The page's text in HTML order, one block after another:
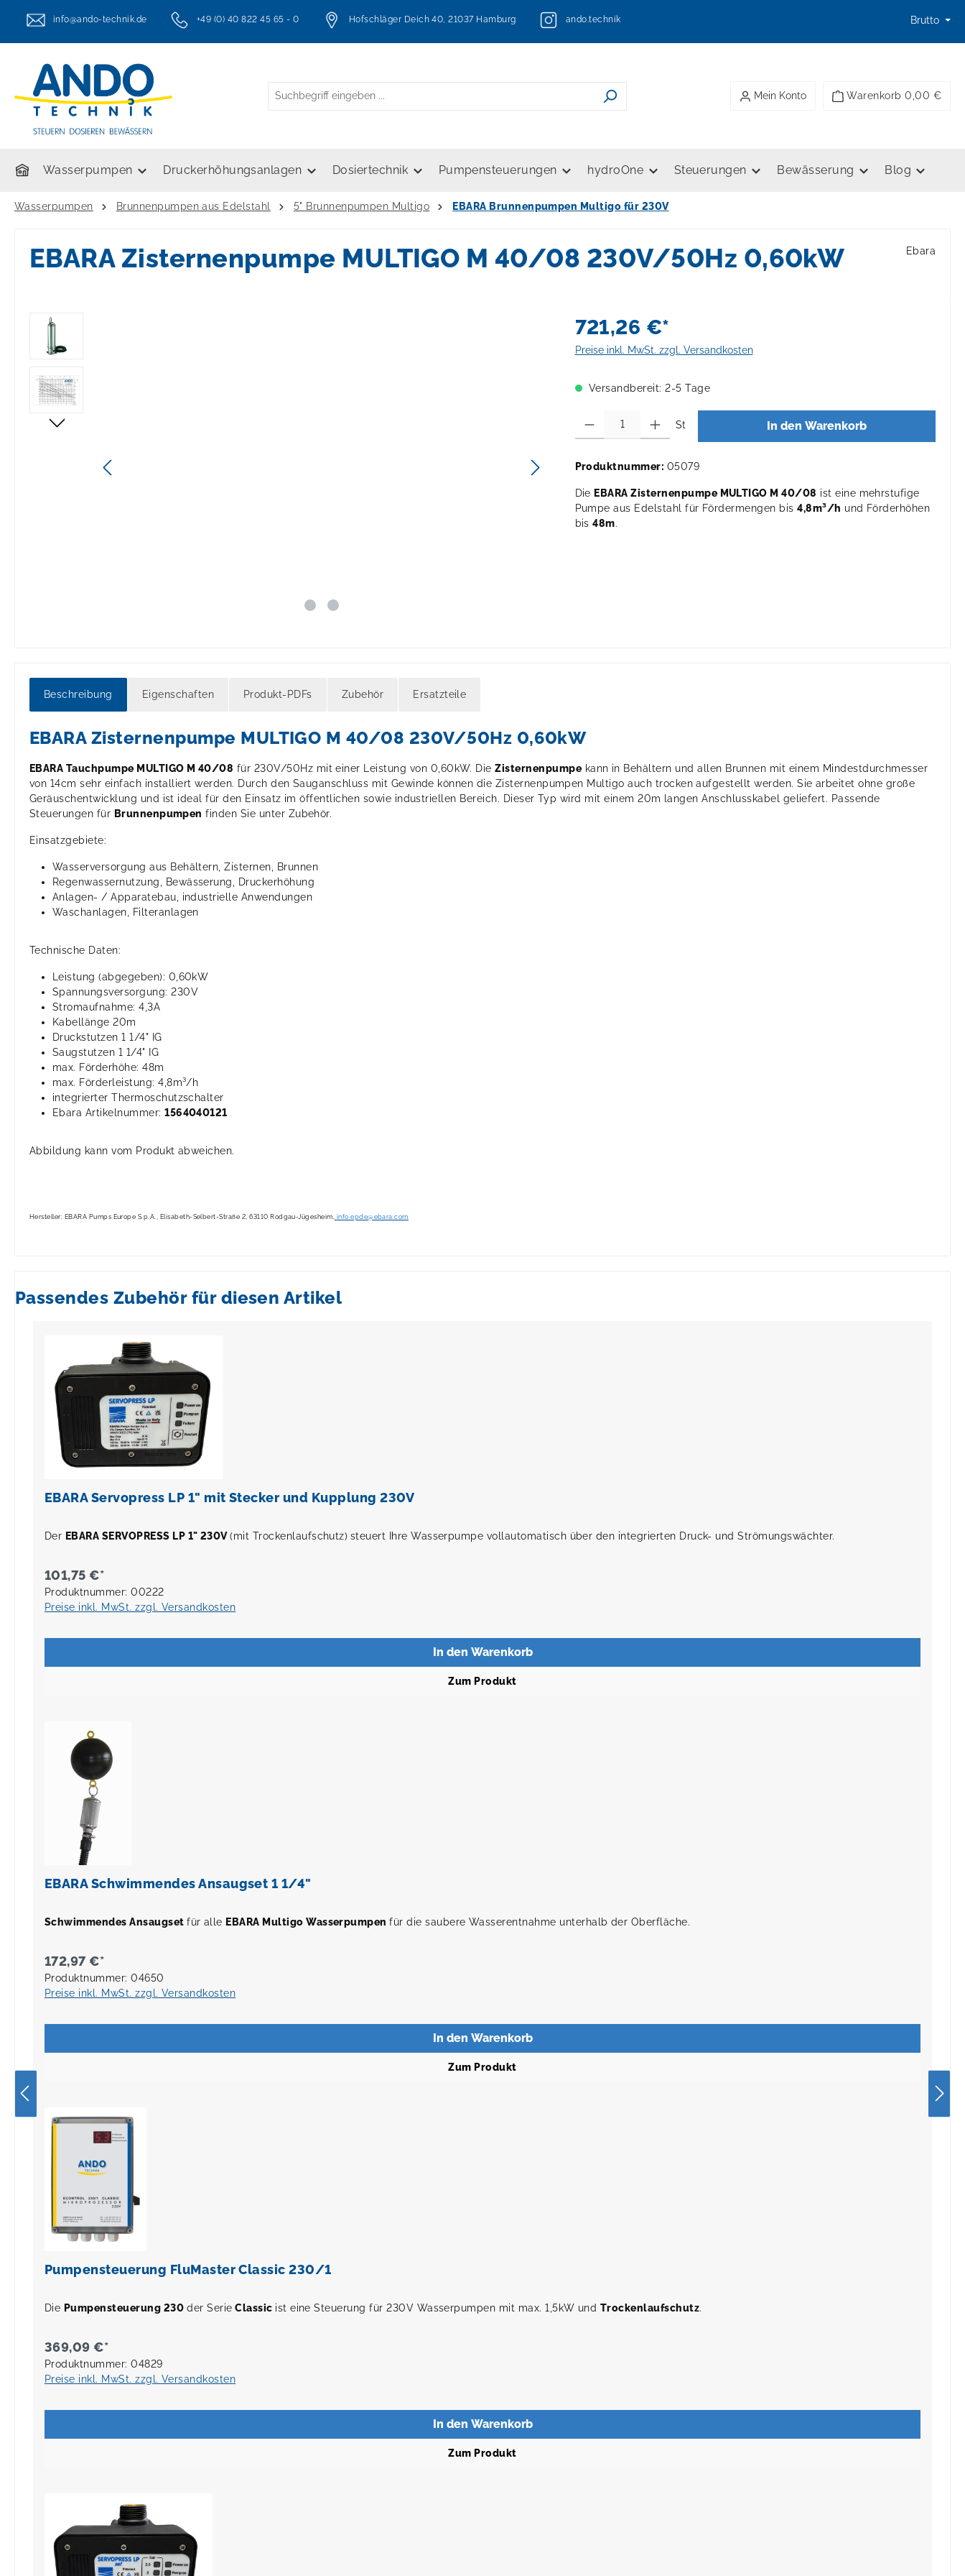
Zur Hauptnavigation springen
info@ando-technik.de +49 (0) 40 822 45 65 - 0 Hofschläger Deich 40, 21037 Hamburg ando.technik
twt.header.serviceHotlineText
Brutto
Mein Konto Warenkorb 0,00 €
Wasserpumpen Druckerhöhungsanlagen Dosiertechnik Pumpensteuerungen hydroOne Steuerungen Bewässerung Blog
Wasserpumpen Brunnenpumpen aus Edelstahl 5" Brunnenpumpen Multigo EBARA Brunnenpumpen Multigo für 230V
EBARA Zisternenpumpe MULTIGO M 40/08 230V/50Hz 0,60kW Ebara
Bildergalerie überspringen 721,26 €*
Preise inkl. MwSt. zzgl. Versandkosten
Versandbereit: 2-5 Tage
St In den Warenkorb
Produktnummer: 05079
Die EBARA Zisternenpumpe MULTIGO M 40/08 ist eine mehrstufige
Pumpe aus Edelstahl für Fördermengen bis4,8m³/h und Förderhöhen
bis48m.
Beschreibung Eigenschaften Produkt-PDFs Zubehör Ersatzteile
EBARA Zisternenpumpe MULTIGO M 40/08 230V/50Hz 0,60kW
EBARA Tauchpumpe MULTIGO M 40/08 für 230V/50Hz mit einer Leistung von 0,60kW. DieZisternenpumpekann in Behältern und allen Brunnen mit einem Mindestdurchmesser
von 14cm sehr einfach installiert werden. Durch den Sauganschluss mit Gewinde können die Zisternenpumpen Multigo auch trocken aufgestellt werden. Sie arbeitet ohne große
Geräuschentwicklung und ist ideal für den Einsatz im öffentlichen sowie industriellen Bereich. Dieser Typ wird mit einem 20m langen Anschlusskabel geliefert. Passende
Steuerungen für Brunnenpumpen finden Sie unter Zubehör.
Einsatzgebiete:
Wasserversorgung aus Behältern, Zisternen, Brunnen
Regenwassernutzung, Bewässerung, Druckerhöhung
Anlagen- / Apparatebau, industrielle Anwendungen
Waschanlagen, Filteranlagen
Technische Daten:
Leistung (abgegeben): 0,60kW
Spannungsversorgung: 230V
Stromaufnahme: 4,3A
Kabellänge 20m
Druckstutzen 1 1/4" IG
Saugstutzen 1 1/4" IG
max. Förderhöhe: 48m
max. Förderleistung: 4,8m³/h
integrierter Thermoschutzschalter
Ebara Artikelnummer:1564040121
Abbildung kann vom Produkt abweichen.
Hersteller: EBARA Pumps Europe S.p.A., Elisabeth-Selbert-Straße 2,63110 Rodgau-Jügesheim, info.epde@ebara.com
Passendes Zubehör für diesen Artikel
EBARA Servopress LP 1" mit Stecker und Kupplung 230V
Der EBARA SERVOPRESS LP 1" 230V(mit Trockenlaufschutz) steuert Ihre Wasserpumpe vollautomatisch über den integrierten Druck- und Strömungswächter.
101,75 €*
Produktnummer: 00222
Preise inkl. MwSt. zzgl. Versandkosten
In den Warenkorb
Zum Produkt
EBARA Schwimmendes Ansaugset 1 1/4"
Schwimmendes Ansaugsetfür alle EBARA Multigo Wasserpumpenfür die saubere Wasserentnahme unterhalb der Oberfläche.
172,97 €*
Produktnummer: 04650
Preise inkl. MwSt. zzgl. Versandkosten
In den Warenkorb
Zum Produkt
Pumpensteuerung FluMaster Classic 230/1
Die Pumpensteuerung 230 der Serie Classic ist eine Steuerung für 230V Wasserpumpen mit max. 1,5kW und Trockenlaufschutz.
369,09 €*
Produktnummer: 04829
Preise inkl. MwSt. zzgl. Versandkosten
In den Warenkorb
Zum Produkt